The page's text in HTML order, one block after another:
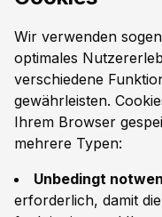
Wir verwenden
optimales
verschiedene
gewährleisten.
Ihrem Browser
mehrere Typen:
Unbedingt
erforderlich, damit